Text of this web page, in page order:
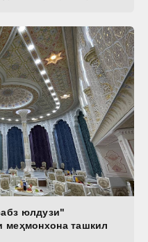
юлдузи"
меҳмонхона ташкил